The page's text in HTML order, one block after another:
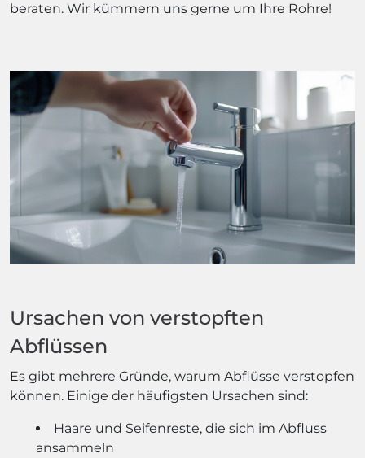
beraten. Wir kümmern uns gerne um Ihre Rohre!
Ursachen von verstopften
Abflüssen
Es gibt mehrere Gründe, warum Abflüsse verstopfen
können. Einige der häufigsten Ursachen sind:
Haare und Seifenreste, die sich im Abfluss
ansammeln